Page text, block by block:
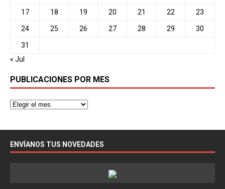
17 18 19 20 21 22 23
24 25 26 27 28 29 30
31
« Jul
PUBLICACIONES POR MES
ENVÍANOS TUS NOVEDADES